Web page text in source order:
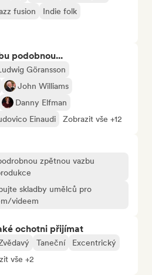
fusion
Indie folk
podobnou...
Göransson
John Williams
Danny Elfman
Einaudi Zobrazit vše +12
zpětnou vazbu
skladby umělců pro
videem
ochotni přijímat
Taneční
Excentrický
vše +2